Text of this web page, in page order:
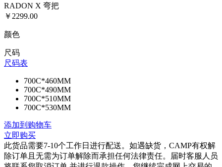
RADON X 弯把
￥ 2299.00
颜色
尺码
尺码表
700C*460MM
700C*490MM
700C*510MM
700C*530MM
添加到购物车
立即购买
此货品需要7-10个工作日进行配送。如遇缺货，CAMP有权解
除订单且无需为订单解除而承担任何法律责任。届时客服人员